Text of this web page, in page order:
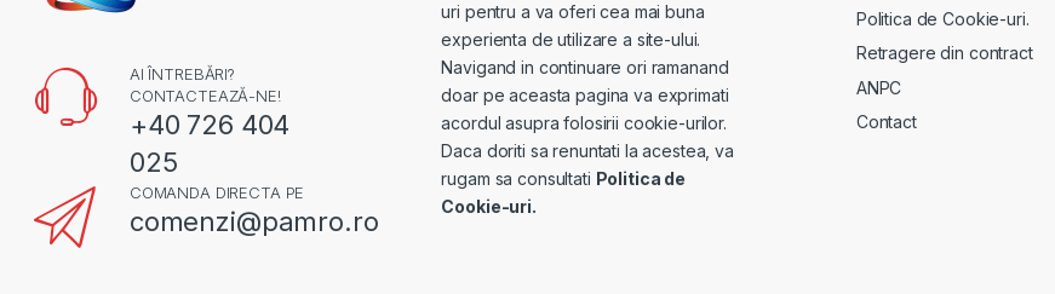
AI ÎNTREBĂRI?
CONTACTEAZĂ-NE!
+40 726 404
025
COMANDA DIRECTA PE
comenzi@pamro.ro
uri pentru a va oferi cea mai buna
experienta de utilizare a site-ului.
Navigand in continuare ori ramanand
doar pe aceasta pagina va exprimati
acordul asupra folosirii cookie-urilor.
Daca doriti sa renuntati la acestea, va
rugam sa consultati Politica de
Cookie-uri.
Politica de Cookie-uri.
Retragere din contract
ANPC
Contact